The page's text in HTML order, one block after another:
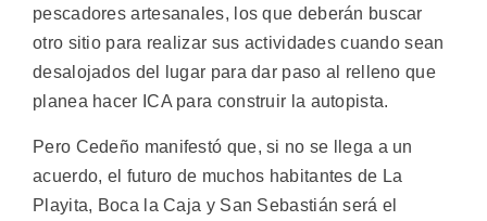
pescadores artesanales, los que deberán buscar
otro sitio para realizar sus actividades cuando sean
desalojados del lugar para dar paso al relleno que
planea hacer ICA para construir la autopista.
Pero Cedeño manifestó que, si no se llega a un
acuerdo, el futuro de muchos habitantes de La
Playita, Boca la Caja y San Sebastián será el